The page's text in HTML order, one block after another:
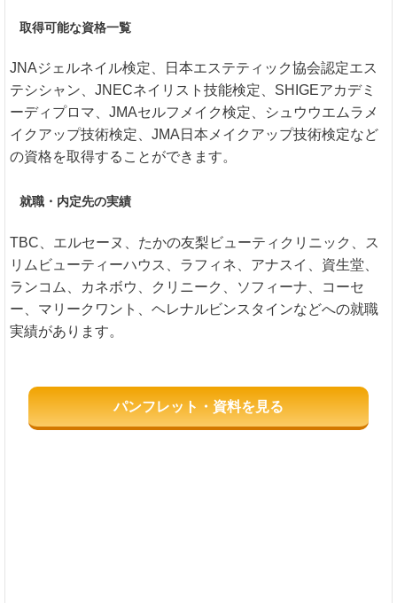
取得可能な資格一覧
JNAジェルネイル検定、日本エステティック協会認定エス
テシシャン、JNECネイリスト技能検定、SHIGEアカデミ
ーディプロマ、JMAセルフメイク検定、シュウウエムラメ
イクアップ技術検定、JMA日本メイクアップ技術検定など
の資格を取得することができます。
就職・内定先の実績
TBC、エルセーヌ、たかの友梨ビューティクリニック、ス
リムビューティーハウス、ラフィネ、アナスイ、資生堂、
ランコム、カネボウ、クリニーク、ソフィーナ、コーセ
ー、マリークワント、ヘレナルビンスタインなどへの就職
実績があります。
パンフレット・資料を見る